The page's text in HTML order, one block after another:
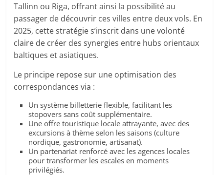
Tallinn ou Riga, offrant ainsi la possibilité au
passager de découvrir ces villes entre deux vols. En
2025, cette stratégie s’inscrit dans une volonté
claire de créer des synergies entre hubs orientaux
baltiques et asiatiques.
Le principe repose sur une optimisation des
correspondances via :
Un système billetterie flexible, facilitant les
stopovers sans coût supplémentaire.
Une offre touristique locale attrayante, avec des
excursions à thème selon les saisons (culture
nordique, gastronomie, artisanat).
Un partenariat renforcé avec les agences locales
pour transformer les escales en moments
privilégiés.